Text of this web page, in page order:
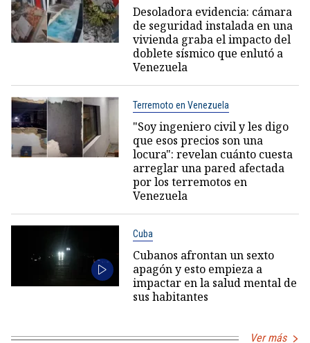
Desoladora evidencia: cámara
de seguridad instalada en una
vivienda graba el impacto del
doblete sísmico que enlutó a
Venezuela
Terremoto en Venezuela
"Soy ingeniero civil y les digo
que esos precios son una
locura": revelan cuánto cuesta
arreglar una pared afectada
por los terremotos en
Venezuela
Cuba
Cubanos afrontan un sexto
apagón y esto empieza a
impactar en la salud mental de
sus habitantes
Ver más